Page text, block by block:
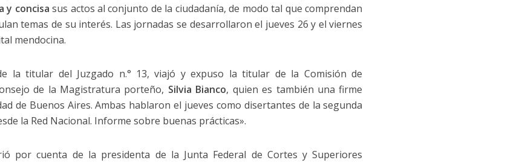
y concisa sus actos al conjunto de la ciudadanía, de modo tal que comprendan
temas de su interés. Las jornadas se desarrollaron el jueves 26 y el viernes
mendocina.
la titular del Juzgado n.° 13, viajó y expuso la titular de la Comisión de
de la Magistratura porteño, Silvia Bianco, quien es también una firme
de Buenos Aires. Ambas hablaron el jueves como disertantes de la segunda
la Red Nacional. Informe sobre buenas prácticas».
por cuenta de la presidenta de la Junta Federal de Cortes y Superiores